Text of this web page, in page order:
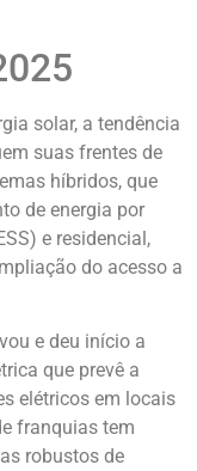
solar, a tendência
suas frentes de
híbridos, que
de energia por
e residencial,
do acesso a
e deu início a
que prevê a
elétricos em locais
franquias tem
robustos de